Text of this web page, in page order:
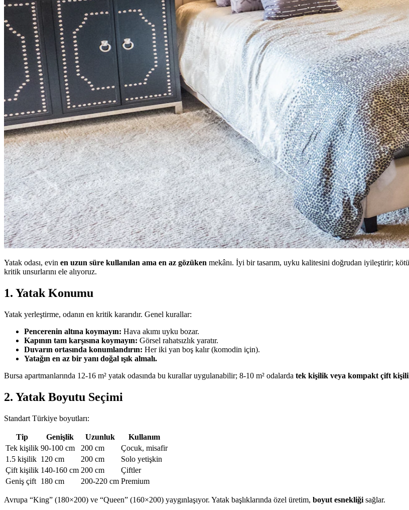
Yatak odası, evin en uzun süre kullanılan ama en az gözüken mekânı. İyi bir tasarım, uyku kalitesini doğrudan iyileştirir;
kritik unsurlarını ele alıyoruz.
1. Yatak Konumu
Yatak yerleştirme, odanın en kritik kararıdır. Genel kurallar:
Pencerenin altına koymayın: Hava akımı uyku bozar.
Kapının tam karşısına koymayın: Görsel rahatsızlık yaratır.
Duvarın ortasında konumlandırın: Her iki yan boş kalır (komodin için).
Yatağın en az bir yanı doğal ışık almalı.
Bursa apartmanlarında 12-16 m² yatak odasında bu kurallar uygulanabilir; 8-10 m² odalarda tek kişilik veya kompakt çift
2. Yatak Boyutu Seçimi
Standart Türkiye boyutları:
Tip Genişlik Uzunluk
Kullanım
Tek kişilik 90-100 cm 200 cm
Çocuk, misafir
1.5 kişilik 120 cm 200 cm
Solo yetişkin
Çift kişilik 140-160 cm 200 cm
Çiftler
Geniş çift 180 cm 200-220 cm Premium
Avrupa “King” (180×200) ve “Queen” (160×200) yaygınlaşıyor. Yatak başlıklarında özel üretim, boyut esnekliği sağlar.